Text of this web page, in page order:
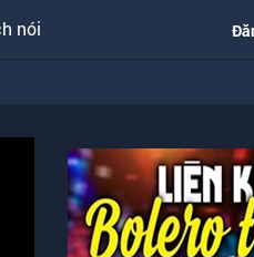
nói